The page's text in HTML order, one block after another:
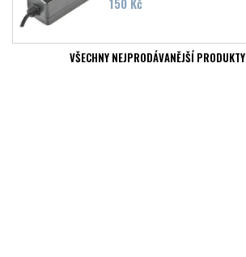
VŠECHNY NEJPRODÁVANĚJŠÍ PRODUKTY